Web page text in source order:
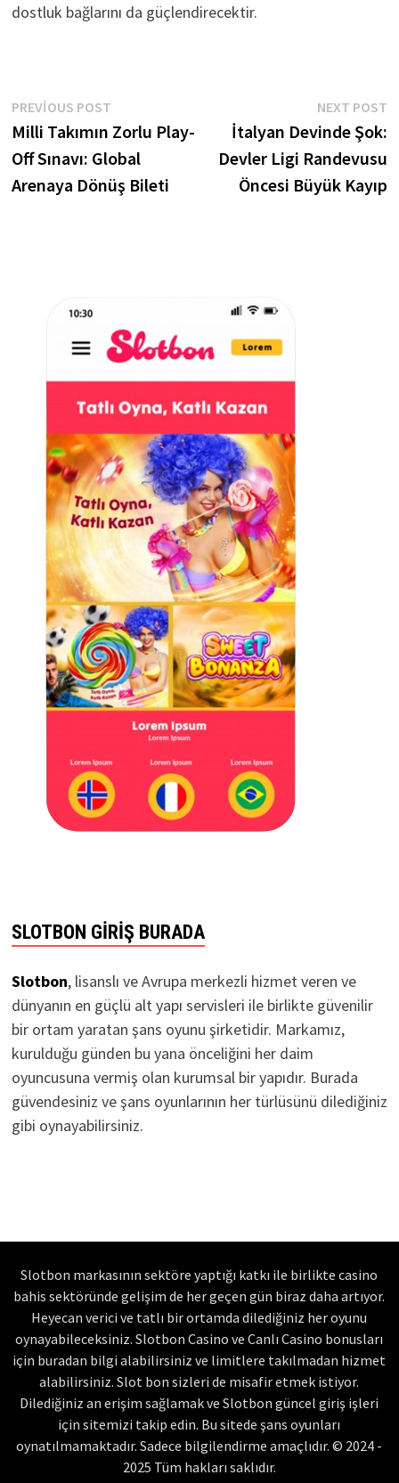
dostluk bağlarını da güçlendirecektir.
Yazı
gezinmesi
PREVIOUS POSTPrevious
post:
Milli Takımın Zorlu Play-
Off Sınavı: Global
Arenaya Dönüş Bileti
NEXT POST
İtalyan Devinde Şok:
Devler Ligi Randevusu
Öncesi Büyük Kayıp
SLOTBON GIRIŞ BURADA
Slotbon, lisanslı ve Avrupa merkezli hizmet veren ve
dünyanın en güçlü alt yapı servisleri ile birlikte güvenilir
bir ortam yaratan şans oyunu şirketidir. Markamız,
kurulduğu günden bu yana önceliğini her daim
oyuncusuna vermiş olan kurumsal bir yapıdır. Burada
güvendesiniz ve şans oyunlarının her türlüsünü dilediğiniz
gibi oynayabilirsiniz.
Slotbon markasının sektöre yaptığı katkı ile birlikte casino
bahis sektöründe gelişim de her geçen gün biraz daha artıyor.
Heyecan verici ve tatlı bir ortamda dilediğiniz her oyunu
oynayabileceksiniz. Slotbon Casino ve Canlı Casino bonusları
için buradan bilgi alabilirsiniz ve limitlere takılmadan hizmet
alabilirsiniz. Slot bon sizleri de misafir etmek istiyor.
Dilediğiniz an erişim sağlamak ve Slotbon güncel giriş işleri
için sitemizi takip edin. Bu sitede şans oyunları
oynatılmamaktadır. Sadece bilgilendirme amaçlıdır. © 2024 -
2025 Tüm hakları saklıdır.